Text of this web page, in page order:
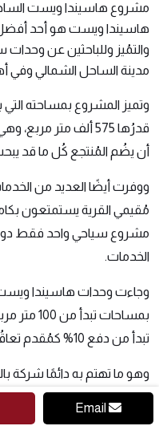
مشروع هاسيندا ويست
هاسيندا ويست هو أحد
والتمُيز وللباحثين عن
مدينة الساحل الشمالي وفي
قدرُها 575 ألف متر
أن يضُم المُنتجع كُل ما قد
ووفرت أيضًا العديد من
مُقيمي القرية يستمتعون
مشروع سياحي واحد فقط
الخدمات.
وجاءت وحدات هاسيندا ويست
بمساحات
تبدأ من دفع 10% كمُقدم تعاقُد، وفترة سداد تصل إلى 8 سنوات.
وهو ما تهتم به دائمًا شركة
مشروعاتها لتُمكن العُملاء
Email